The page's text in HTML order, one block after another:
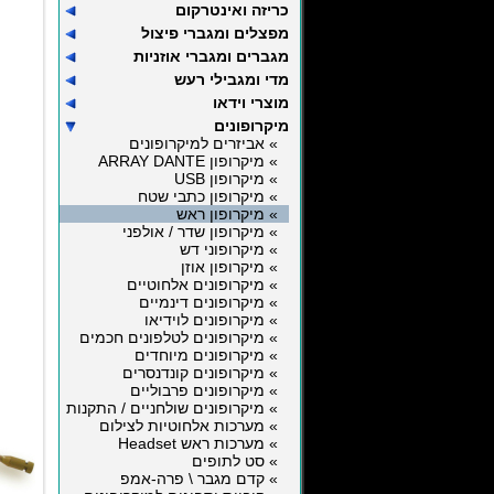
כריזה ואינטרקום
מפצלים ומגברי פיצול
מגברים ומגברי אוזניות
מדי ומגבילי רעש
מוצרי וידאו
מיקרופונים
» אביזרים למיקרופונים
» מיקרופון ARRAY DANTE
» מיקרופון USB
» מיקרופון כתבי שטח
» מיקרופון ראש
» מיקרופון שדר / אולפני
» מיקרופוני דש
» מיקרופון אוזן
» מיקרופונים אלחוטיים
» מיקרופונים דינמיים
» מיקרופונים לוידיאו
» מיקרופונים לטלפונים חכמים
» מיקרופונים מיוחדים
» מיקרופונים קונדנסרים
» מיקרופונים פרבוליים
» מיקרופונים שולחניים / התקנות
» מערכות אלחוטיות לצילום
» מערכות ראש Headset
» סט לתופים
» קדם מגבר \ פרה-אמפ